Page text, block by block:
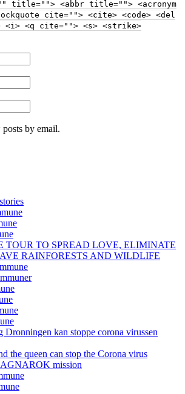
title=""> <abbr title=""> <acronym
cite=""> <cite> <code> <del
<i> <q cite=""> <s> <strike>
by email.
TOUR TO SPREAD LOVE, ELIMINATE
RAINFORESTS AND WILDLIFE
Dronningen kan stoppe corona virussen
the queen can stop the Corona virus
mission